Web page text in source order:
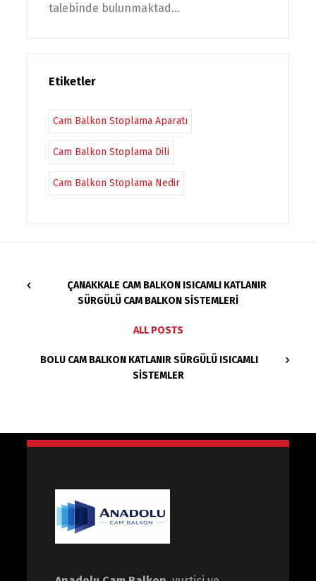
talebinde bulunmaktad...
Etiketler
Cam Balkon Stoplama Aparatı
Cam Balkon Stoplama Dili
Cam Balkon Stoplama Nedir
ÇANAKKALE CAM BALKON ISICAMLI KATLANIR
SÜRGÜLÜ CAM BALKON SISTEMLERI
ALL POSTS
BOLU CAM BALKON KATLANIR SÜRGÜLÜ ISICAMLI
SISTEMLER